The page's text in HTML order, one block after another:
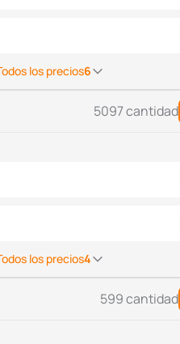
los precios6
5097 cantidad
los precios4
599 cantidad